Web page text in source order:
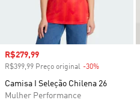
Preço com desconto
R$279,99
R$399,99 Preço original -30%
Camisa I Seleção Chilena 26
Mulher Performance